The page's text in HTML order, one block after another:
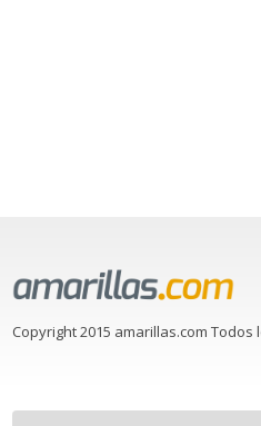
Copyright 2015 amarillas.com